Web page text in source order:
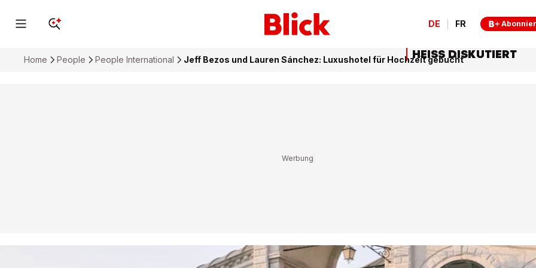
DE FR
Home People People International Jeff Bezos und Lauren Sánchez: Luxushotel für Hochzeit gebuchtHEISS DISKUTIERT